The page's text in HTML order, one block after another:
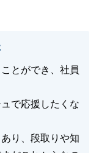
とができ、社員
で応援したくな
り、段取りや知